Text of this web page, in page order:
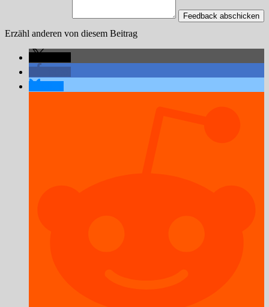
Feedback abschicken
Erzähl anderen von diesem Beitrag